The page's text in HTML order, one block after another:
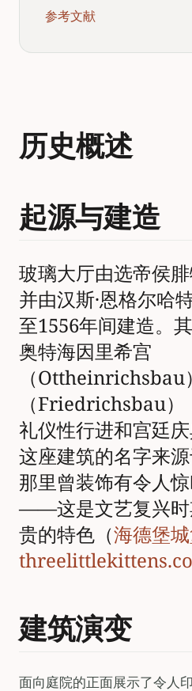
参考文献
历史概述
起源与建造
玻璃大厅由选帝侯
并由汉斯·恩格尔哈
至1556年间建造。
奥特海因里希宫
（Ottheinrichsbau
（Friedrichsbau）
礼仪性行进和宫廷庆
这座建筑的名字来
那里曾装饰有令人
——这是文艺复兴时
贵的特色（海德堡
建筑演变
面向庭院的正面展示了令人